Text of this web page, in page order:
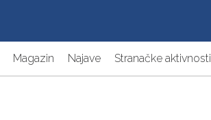
Magazin Najave Stranačke aktivnosti